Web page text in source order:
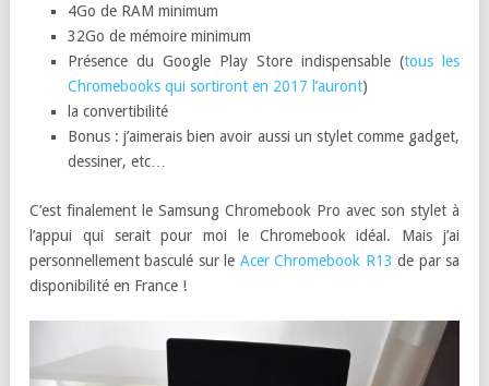
4Go de RAM minimum
32Go de mémoire minimum
Présence du Google Play Store indispensable (tous les
Chromebooks qui sortiront en 2017 l’auront)
la convertibilité
Bonus : j’aimerais bien avoir aussi un stylet comme gadget,
dessiner, etc…
C’est finalement le Samsung Chromebook Pro avec son stylet à
l’appui qui serait pour moi le Chromebook idéal. Mais j’ai
personnellement basculé sur le Acer Chromebook R13 de par sa
disponibilité en France !